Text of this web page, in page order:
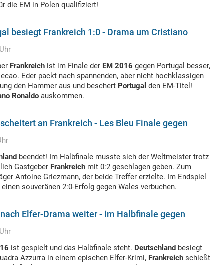
die EM in Polen qualifiziert!
besiegt Frankreich 1:0 - Drama um Cristiano
Frankreich ist im Finale der EM 2016 gegen Portugal besser,
Eder packt nach spannenden, aber nicht hochklassigen
den Hammer aus und beschert Portugal den EM-Titel!
Ronaldo auskommen.
an Frankreich - Les Bleu Finale gegen
beendet! Im Halbfinale musste sich der Weltmeister trotz
Gastgeber Frankreich mit 0:2 geschlagen geben. Zum
Antoine Griezmann, der beide Treffer erzielte. Im Endspiel
souveränen 2:0-Erfolg gegen Wales verbuchen.
Elfer-Drama weiter - im Halbfinale gegen
ist gespielt und das Halbfinale steht. Deutschland besiegt
Azzurra in einem epischen Elfer-Krimi, Frankreich schießt